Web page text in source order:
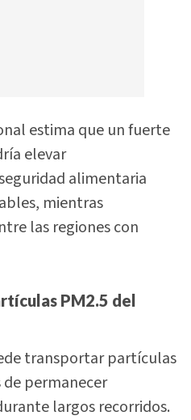
estima que un fuerte
elevar
alimentaria
mientras
las regiones con
PM2.5 del
transportar partículas
de permanecer
largos recorridos.